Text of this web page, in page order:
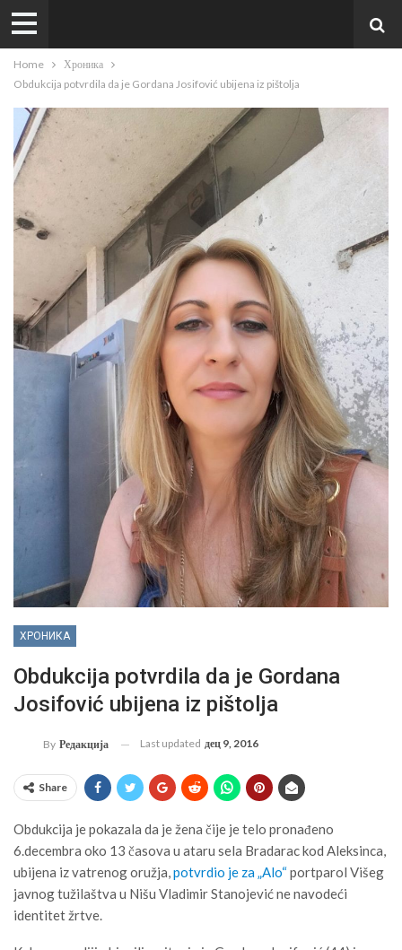
Home
Хроника
Obdukcija potvrdila da je Gordana Josifović ubijena iz pištolja
ХРОНИКА
Obdukcija potvrdila da je Gordana
Josifović ubijena iz pištolja
By Редакција Last updated дец 9, 2016
Share
Obdukcija je pokazala da je žena čije je telo pronađeno
6.decembra oko 13 časova u ataru sela Bradarac kod Aleksinca,
ubijena iz vatrenog oružja,potvrdio je za „Alo“portparol Višeg
javnog tužilaštva u Nišu Vladimir Stanojević ne navodeći
identitet žrtve.